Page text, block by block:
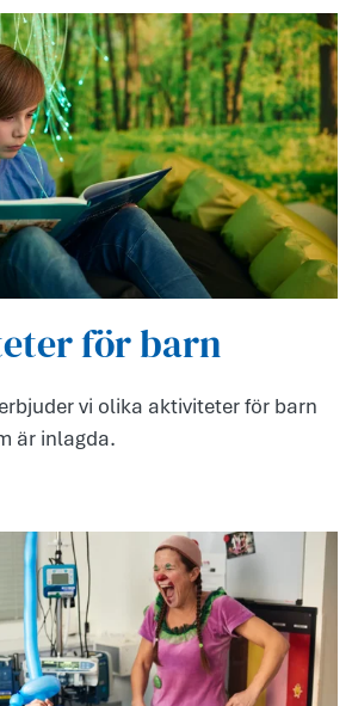
för barn
vi olika aktiviteter för barn
är inlagda.